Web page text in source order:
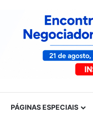
PÁGINAS ESPECIAIS